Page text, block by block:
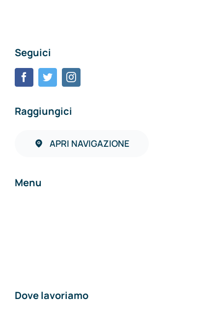
Seguici
Raggiungici
APRI NAVIGAZIONE
Menu
Dove lavoriamo